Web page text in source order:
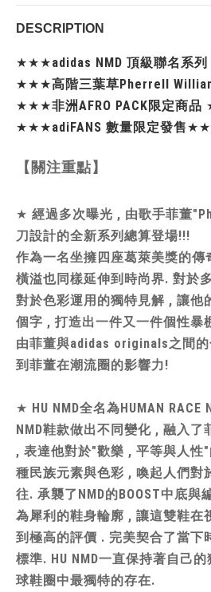
DESCRIPTION
★★★adidas NMD 頂級聯名系列
★★★高階三葉草Pherrell
★★★非洲AFRO PACK限定商品
★★★adiFANS 數量限定發售
【關注重點】
★ 經過多次曝光 , 由歌手菲董
刀設計的全新系列總算登場!!!
作為一名坐擁四座葛萊美獎的傳
橫溢也同樣延伸到時尚界. 對於
對於色彩運用的獨特見解 , 讓他
個字 , 打造出一件又一件個性暴
由菲董與adidas originals之間
到菲董在潮流圈的影響力!
★ HU NMD全名為HUMAN
NMD鞋款做出不同變化 , 融入
, 表達他對於"歡樂 , 平等與人性
種民族元素與色彩 , 喚起人們對
往. 承襲了NMD的BOOST中底與
為犀利的鞋身輪廓 , 讓這雙鞋在
到極高的評價 . 完美契合了當下
標準. HU NMD一直保持著自己
球鞋圈中最獨特的存在.